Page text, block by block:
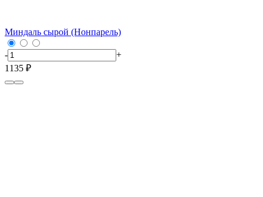
Миндаль сырой (Нонпарель)
-
+
1135 ₽